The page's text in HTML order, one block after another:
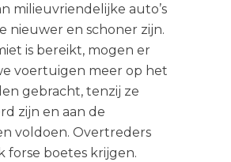
milieuvriendelijke auto’s
nieuwer en schoner zijn.
is bereikt, mogen er
voertuigen meer op het
gebracht, tenzij ze
zijn en aan de
voldoen. Overtreders
forse boetes krijgen.